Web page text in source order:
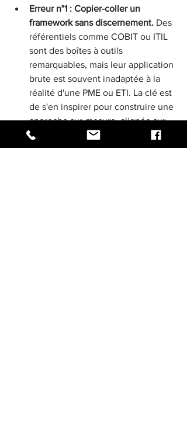
Erreur n°1 : Copier-coller un
framework sans discernement. Des
référentiels comme COBIT ou ITIL
sont des boîtes à outils
remarquables, mais leur application
brute est souvent inadaptée à la
réalité d'une PME ou ETI. La clé est
de s'en inspirer pour construire une
approche sur-mesure, alignée sur
votre culture et vos enjeux
spécifiques.